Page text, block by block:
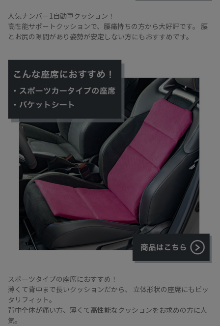
人気ナンバー1自動車クッション！
高性能サポートクッションで、腰痛持ちの方から大好評です。
腰
とお尻の隙間があり姿勢が安定しない方にもおすすめです。
スポーツタイプの座席におすすめ！
薄くて背中まで長いクッションだから、
立体形状の座席にもピッ
タリフィット。
背中全体が痛い方、薄くて高性能なクッションをお求めの方に人
気。